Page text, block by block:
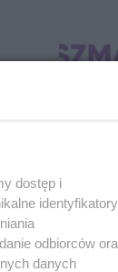
7
filia nr
dostęp i
odbiorców
danych